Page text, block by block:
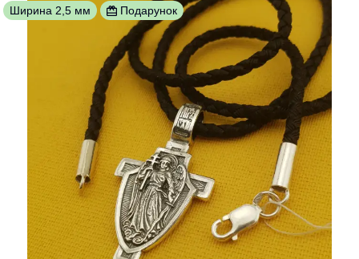
Ширина 2,5 мм Подарунок